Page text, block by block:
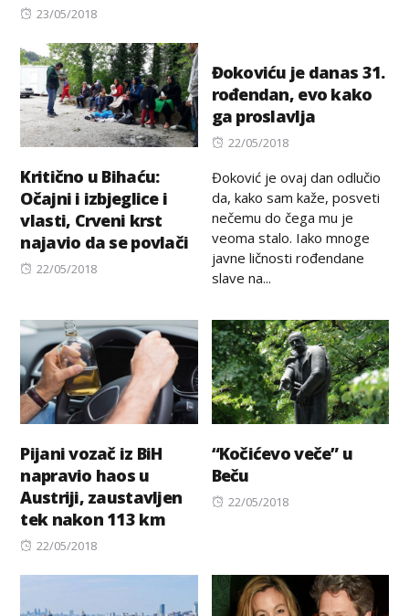
Posted
23/05/2018
Kritično u Bihaću:
Očajni i izbjeglice i
vlasti, Crveni krst
najavio da se povlači
Posted
22/05/2018
Đokoviću je danas 31.
rođendan, evo kako
ga proslavlja
Posted
22/05/2018
Đoković je ovaj dan odlučio
da, kako sam kaže, posveti
nečemu do čega mu je
veoma stalo. Iako mnoge
javne ličnosti rođendane
slave na...
Pijani vozač iz BiH
napravio haos u
Austriji, zaustavljen
tek nakon 113 km
Posted
22/05/2018
“Kočićevo veče” u
Beču
Posted
22/05/2018